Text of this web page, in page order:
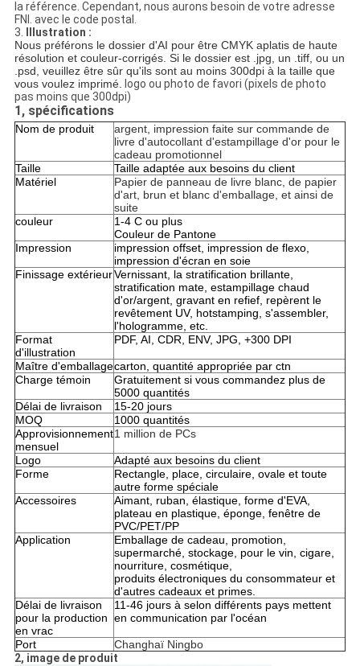
la référence. Cependant, nous aurons besoin de votre adresse
FNI. avec le code postal.
3.
Illustration :
Nous préférons le dossier d'AI pour être CMYK aplatis de haute
résolution et couleur-corrigés. Si le dossier est .jpg, un .tiff, ou un
.psd, veuillez être sûr qu'ils sont au moins 300dpi à la taille que
vous voulez imprimé. logo ou photo de favori (pixels de photo
pas moins que 300dpi)
1, spécifications
Nom de produit
argent, impression faite sur commande de
livre d'autocollant d'estampillage d'or pour le
cadeau promotionnel
Taille
Taille adaptée aux besoins du client
Matériel
Papier de panneau de livre blanc, de papier
d'art, brun et blanc d'emballage, et ainsi de
suite
couleur
1-4 C ou plus
Couleur de Pantone
Impression
impression offset, impression de flexo,
impression d'écran en soie
Finissage extérieurVernissant, la stratification brillante,
stratification mate, estampillage chaud
d'or/argent, gravant en refief, repèrent le
revêtement UV, hotstamping, s'assembler,
l'hologramme, etc.
Format
d'illustration
PDF, AI, CDR, ENV, JPG, +300 DPI
Maître d'emballagecarton, quantité appropriée par ctn
Charge témoin
Gratuitement si vous commandez plus de
5000 quantités
Délai de livraison
15-20 jours
MOQ
1000 quantités
Approvisionnement
mensuel
1 million de PCs
Logo
Adapté aux besoins du client
Forme
Rectangle, place, circulaire, ovale et toute
autre forme spéciale
Accessoires
Aimant, ruban, élastique, forme d'EVA,
plateau en plastique, éponge, fenêtre de
PVC/PET/PP
Application
Emballage de cadeau, promotion,
supermarché, stockage, pour le vin, cigare,
nourriture, cosmétique,
produits électroniques du consommateur et
d'autres cadeaux et primes.
Délai de livraison
pour la production
en vrac
11-46 jours à selon différents pays mettent
en communication par l'océan
Port
Changhaï Ningbo
2, image de produit